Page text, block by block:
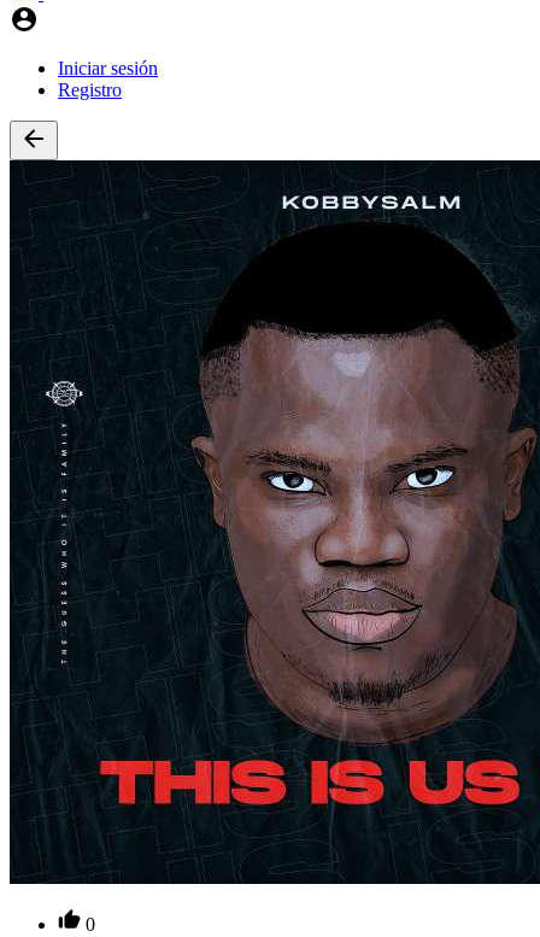
Iniciar sesión
Registro
0